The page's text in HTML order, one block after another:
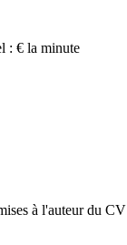
: € la minute
à l'auteur du CV